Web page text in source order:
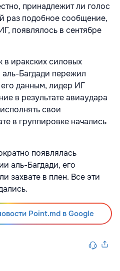
принадлежит ли голос
раз подобное сообщение,
появлялось в сентябре
в иракских силовых
Багдади пережил
данным, лидер ИГ
в результате авиаудара
свои
в группировке начались
появлялась
аль-Багдади, его
захвате в плен. Все эти
Point.md в Google